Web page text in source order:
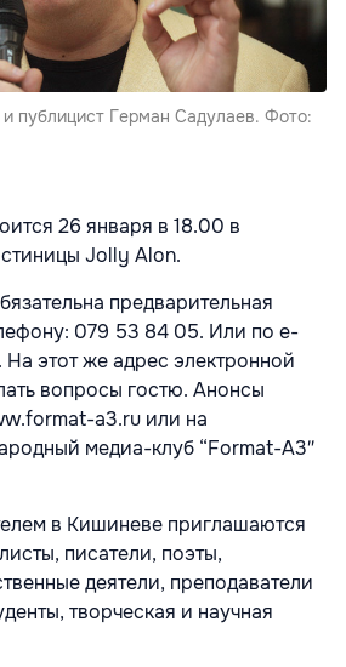
и публицист Герман Садулаев. Фото:
26 января в 18.00 в
Jolly Alon.
предварительная
079 53 84 05. Или по e-
На этот же адрес электронной
вопросы гостю. Анонсы
a3.ru или на
медиа-клуб “Format-A3″
в Кишиневе приглашаются
писатели, поэты,
деятели, преподаватели
творческая и научная